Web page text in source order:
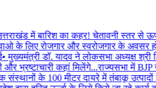
में बारिश का कहर! चेतावनी स्तर से
के लिए रोजगार और स्वरोजगार के अवसर
मुख्यमंत्री डॉ. यादव ने लोकसभा अध्यक्ष श्री
भ्रष्टाचारी कहां मिलेंगे...राज्यसभा में
संस्थानों के 100 मीटर दायरे में तंबाकू उत्पादों